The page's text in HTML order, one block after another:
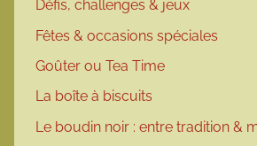
Défis, challenges & jeux
Fêtes & occasions spéciales
Goûter ou Tea Time
La boîte à biscuits
Le boudin noir : entre tradition &